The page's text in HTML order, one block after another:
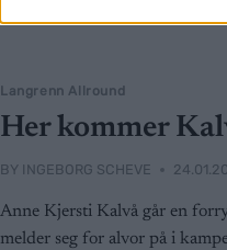
Langrenn Allround
Her kommer
BY INGEBORG SCHEVE
Anne Kjersti Kalvå går en
melder seg for alvor på i